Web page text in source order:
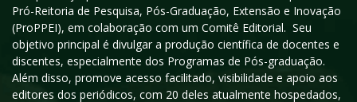
Pró-Reitoria de Pesquisa, Pós-Graduação, Extensão e Inovação
(ProPPEI), em colaboração com um Comitê Editorial. Seu
objetivo principal é divulgar a produção científica de docentes e
discentes, especialmente dos Programas de Pós-graduação.
Além disso, promove acesso facilitado, visibilidade e apoio aos
editores dos periódicos, com 20 deles atualmente hospedados,